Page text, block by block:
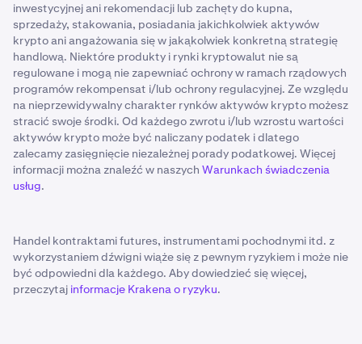
inwestycyjnej ani rekomendacji lub zachęty do kupna,
sprzedaży, stakowania, posiadania jakichkolwiek aktywów
krypto ani angażowania się w jakąkolwiek konkretną strategię
handlową. Niektóre produkty i rynki kryptowalut nie są
regulowane i mogą nie zapewniać ochrony w ramach rządowych
programów rekompensat i/lub ochrony regulacyjnej. Ze względu
na nieprzewidywalny charakter rynków aktywów krypto możesz
stracić swoje środki. Od każdego zwrotu i/lub wzrostu wartości
aktywów krypto może być naliczany podatek i dlatego
zalecamy zasięgnięcie niezależnej porady podatkowej. Więcej
informacji można znaleźć w naszych Warunkach świadczenia
usług.
Handel kontraktami futures, instrumentami pochodnymi itd. z
wykorzystaniem dźwigni wiąże się z pewnym ryzykiem i może nie
być odpowiedni dla każdego. Aby dowiedzieć się więcej,
przeczytaj informacje Krakena o ryzyku.